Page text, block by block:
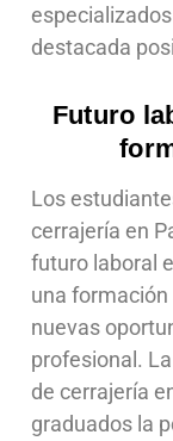
destacada
Futuro
Los
cerrajería en
futuro laboral
una formación
nuevas
profesional.
de cerrajería
graduados la